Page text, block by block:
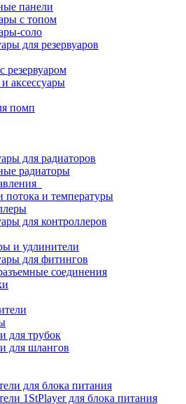
панели
с топом
соло
для резервуаров
резервуаром
аксессуары
помп
для радиаторов
радиаторы
потока и температуры
для контроллеров
и удлинители
для фитингов
соединения
для трубок
для шлангов
для блока питания
1StPlayer для блока питания